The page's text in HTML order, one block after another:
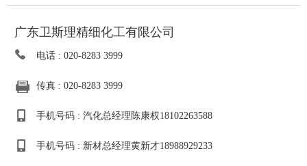
广东卫斯理精细化工有限公司
电话 : 020-8283 3999
传真 : 020-8283 3999
手机号码 : 汽化总经理陈康权18102263588
手机号码 : 新材总经理黄新才18988929233